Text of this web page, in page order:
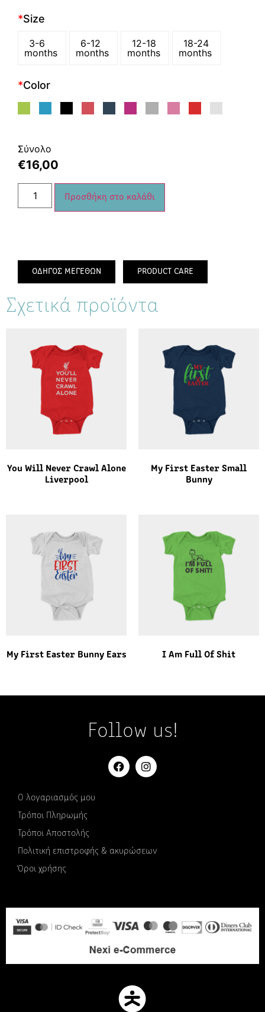
*Size
3-6
months
6-12
months
12-18
months
18-24
months
*Color
Σύνολο
€16,00
Προσθήκη στο καλάθι
ΟΔΗΓΟΣ ΜΕΓΕΘΩΝ PRODUCT CARE
Σχετικά προϊόντα
You Will Never Crawl Alone
Liverpool
My First Easter Small
Bunny
My First Easter Bunny Ears I Am Full Of Shit
Follow us!
Ο λογαριασμός μου
Τρόποι Πληρωμής
Τρόποι Αποστολής
Πολιτική επιστροφής & ακυρώσεων
Όροι χρήσης